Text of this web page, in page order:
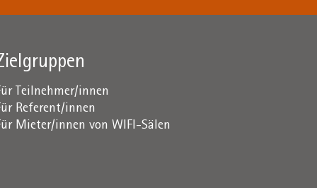
Teilnehmer/innen
Referent/innen
Mieter/innen von WIFI-Sälen